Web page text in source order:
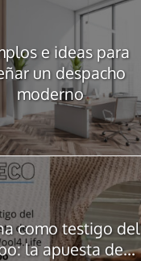
e ideas para
un despacho
moderno
como testigo del
la apuesta de...